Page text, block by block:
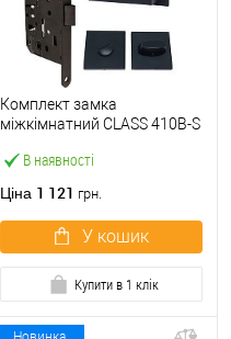
В наявності
Комплект замка
міжкімнатний CLASS 410B-S
ручками і воротком KEDR
Ціна 1 121 грн.
У кошик
Купити в 1 клік